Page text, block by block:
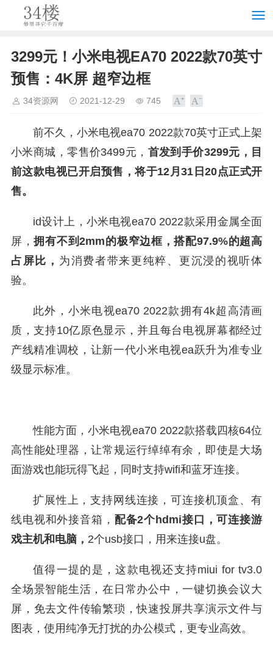
3299元！小米电视EA70 2022款70英寸
预售：4K屏 超窄边框
34资源网 2021-12-29 745
前不久，小米电视ea70 2022款70英寸正式上架
小米商城，零售价3499元， 首发到手价3299元，目
前这款电视已开启预售，将于12月31日20点正式开
售。
id设计上，小米电视ea70 2022款采用金属全面
屏，拥有不到2mm的极窄边框，搭配97.9%的超高
占屏比， 为消费者带来更纯粹、更沉浸的视听体
验。
此外，小米电视ea70 2022款拥有4k超高清画
质，支持10亿原色显示，并且每台电视屏幕都经过
产线精准调校，让新一代小米电视ea跃升为准专业
级显示标准。
性能方面，小米电视ea70 2022款搭载四核64位
高性能处理器，让常规运行绰绰有余，即使是大场
面游戏也能玩得飞起，同时支持wifi和蓝牙连接。
扩展性上，支持网线连接，可连接机顶盒、有
线电视和外接音箱， 配备2个hdmi接口，可连接游
戏主机和电脑， 2个usb接口，用来连接u盘。
值得一提的是，这款电视还支持miui for tv3.0
全场景智能生活，在日常办公中，一键切换会议大
屏，免去文件传输繁琐，快速投屏共享演示文件与
图表，使用纯净无打扰的办公模式，更专业高效。